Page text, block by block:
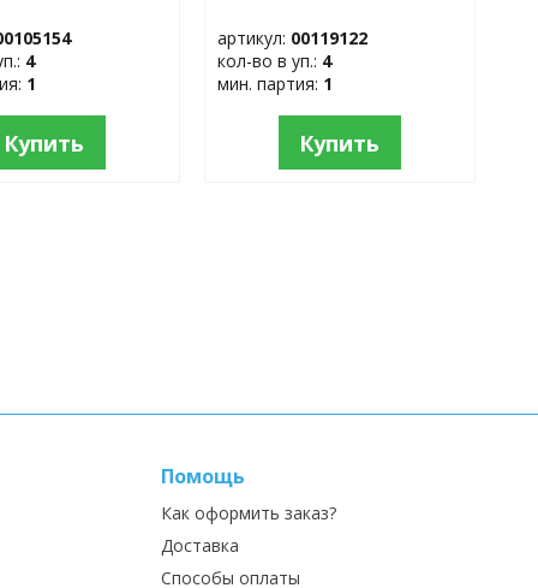
4
1
Купить
артикул: 00119122
кол-во в уп.: 4
мин. партия: 1
Купить
Помощь
Как оформить заказ?
Доставка
Способы оплаты